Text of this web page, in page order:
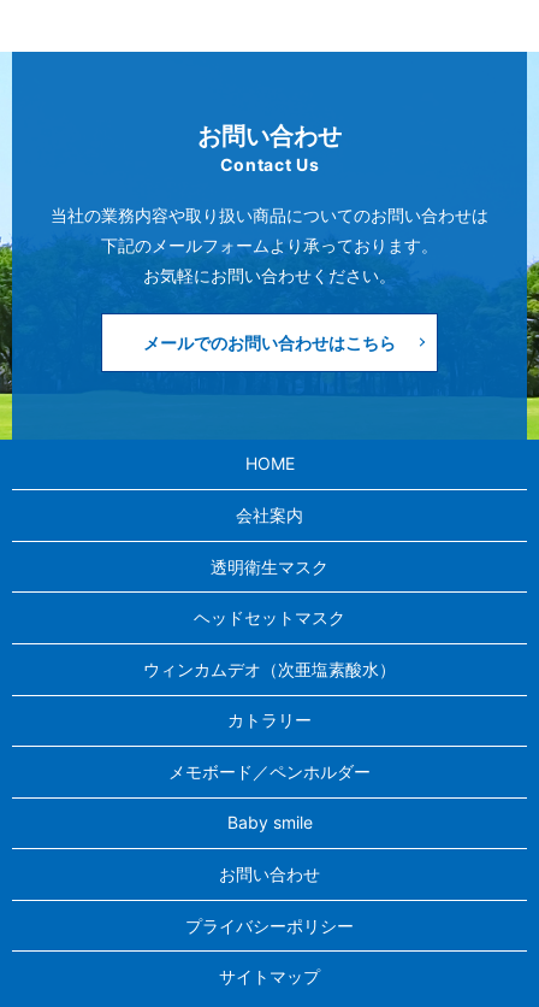
お問い合わせ
Contact Us
当社の業務内容や取り扱い商品についてのお問い合わせは
下記のメールフォームより承っております。
お気軽にお問い合わせください。
メールでのお問い合わせはこちら
HOME
会社案内
透明衛生マスク
ヘッドセットマスク
ウィンカムデオ（次亜塩素酸水）
カトラリー
メモボード／ペンホルダー
Baby smile
お問い合わせ
プライバシーポリシー
サイトマップ